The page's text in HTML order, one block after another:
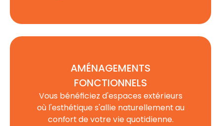
AMÉNAGEMENTS
FONCTIONNELS
Vous bénéficiez d'espaces extérieurs
où l'esthétique s'allie naturellement au
confort de votre vie quotidienne.